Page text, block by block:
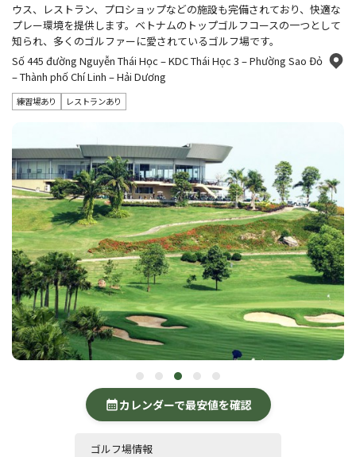
ウス、レストラン、プロショップなどの施設も完備されており、快適な
プレー環境を提供します。ベトナムのトップゴルフコースの一つとして
知られ、多くのゴルファーに愛されているゴルフ場です。
Số 445 đường Nguyễn Thái Học – KDC Thái Học 3 – Phường Sao Đỏ
– Thành phố Chí Linh – Hải Dương
練習場あり レストランあり
calendar_monthカレンダーで最安値を確認
ゴルフ場情報